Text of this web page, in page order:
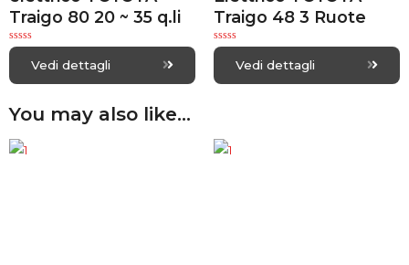
Traigo 80 20 ~ 35 q.li
R
e
o
u
o
f
Vedi dettagli
Traigo 48 3 Ruote
R
e
o
f
Vedi dettagli
You may also like…